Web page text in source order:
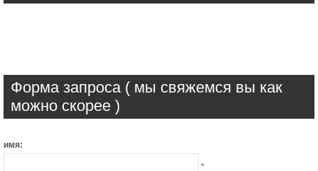
Форма запроса ( мы свяжемся вы как
можно скорее )
имя:
*